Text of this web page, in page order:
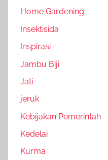
Home Gardening
Insektisida
Inspirasi
Jambu Biji
Jati
jeruk
Kebijakan Pemerintah
Kedelai
Kurma